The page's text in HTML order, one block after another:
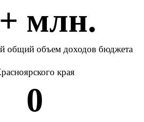
+ млн.
общий объем доходов бюджета
края
0